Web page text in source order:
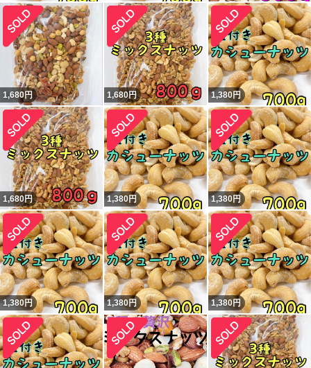
1,680円 1,680円 1,380円
1,680円 1,380円 1,380円
1,380円 1,380円 1,380円